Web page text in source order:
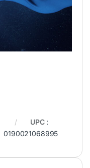
UPC :
0190021068995